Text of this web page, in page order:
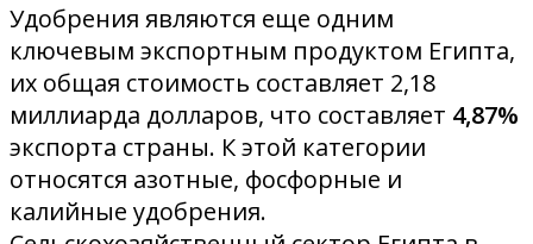
Удобрения являются еще одним
ключевым экспортным продуктом Египта,
их общая стоимость составляет 2,18
миллиарда долларов, что составляет 4,87%
экспорта страны. К этой категории
относятся азотные, фосфорные и
калийные удобрения.